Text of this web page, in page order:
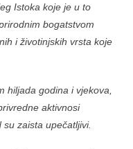
Istoka koje je u to
bogatstvom
i životinjskih vrsta koje
hiljada godina i vjekova,
aktivnosi
zaista upečatljivi.